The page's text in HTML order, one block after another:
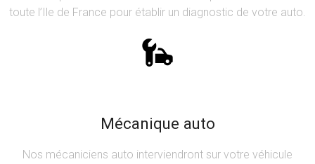
toute l’Ile de France pour établir un diagnostic de votre auto.
Mécanique auto
Nos mécaniciens auto interviendront sur votre véhicule